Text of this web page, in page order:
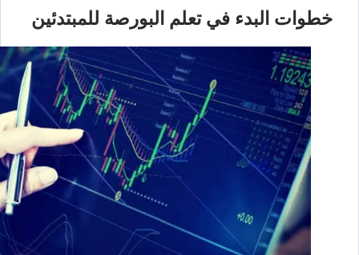
خطوات البدء في تعلم البورصة للمبتدئين